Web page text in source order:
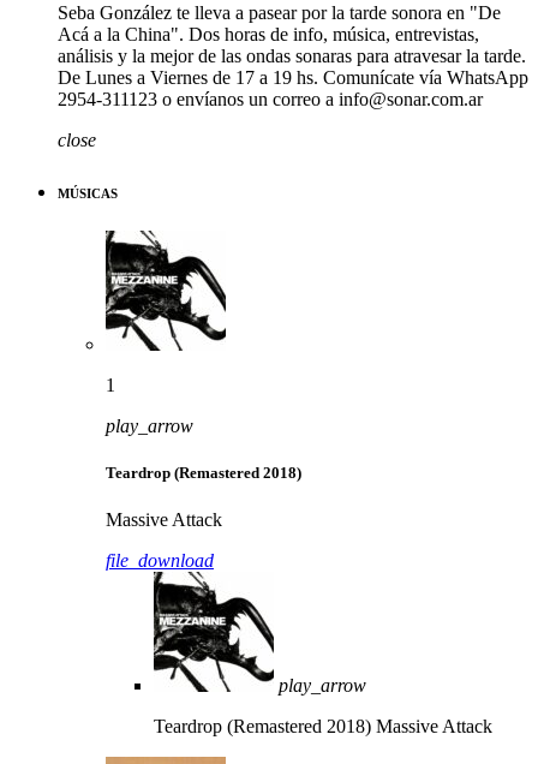
Seba González te lleva a pasear por la tarde sonora en "De
Acá a la China". Dos horas de info, música, entrevistas,
análisis y la mejor de las ondas sonaras para atravesar la tarde.
De Lunes a Viernes de 17 a 19 hs. Comunícate vía WhatsApp
2954-311123 o envíanos un correo a info@sonar.com.ar
close
MÚSICAS
1
play_arrow
Teardrop (Remastered 2018)
Massive Attack
file_download
play_arrow
Teardrop (Remastered 2018) Massive Attack